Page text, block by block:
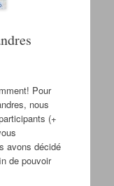
Pour
nous
(+
avons décidé
de pouvoir